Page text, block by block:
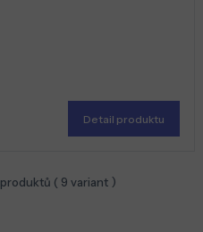
Detail produktu
produktů ( 9 variant )